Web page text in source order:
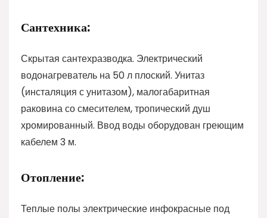
Сантехника:
Скрытая сантехразводка. Электрический
водонагреватель на 50 л плоский. Унитаз
(инсталяция с унитазом), малогабаритная
раковина со смесителем, тропический душ
хромированный. Ввод воды оборудован греющим
кабелем 3 м.
Отопление:
Теплые полы электрические инфокрасные под